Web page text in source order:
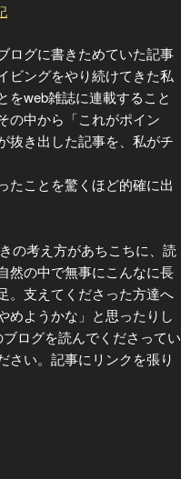
ログに書きためていた記事
ビングをやり続けてきた私
をweb雑誌に連載すること
の中から「これがポイン
抜き出した記事を、私がチ
たことを驚くほど的確に出
の考え方があちこちに、読
然の中で無事にこんなに長
。支えてくださった方達へ
めようかな」と思ったりし
ログを読んでくださってい
さい。記事にリンクを張り